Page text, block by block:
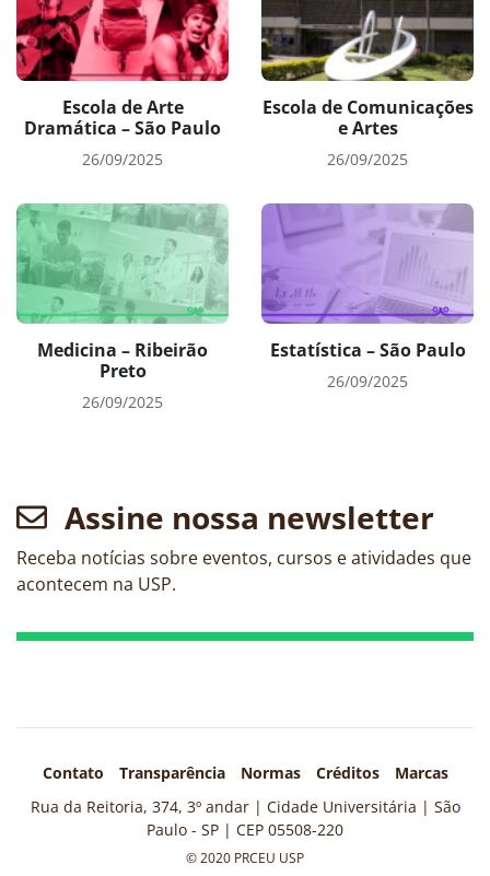
Escola de Arte
Dramática – São Paulo
26/09/2025
Escola de Comunicações
e Artes
26/09/2025
Medicina – Ribeirão
Preto
26/09/2025
Estatística – São Paulo
26/09/2025
Assine nossa newsletter
Receba notícias sobre eventos, cursos e atividades que
acontecem na USP.
Contato Transparência Normas Créditos
Marcas
Rua da Reitoria, 374, 3º andar | Cidade Universitária | São
Paulo - SP | CEP 05508-220
© 2020 PRCEU USP